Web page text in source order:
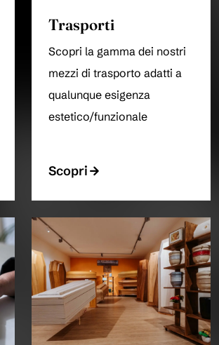
Trasporti
Scopri la gamma dei nostri
mezzi di trasporto adatti a
qualunque esigenza
estetico/funzionale
Scopri